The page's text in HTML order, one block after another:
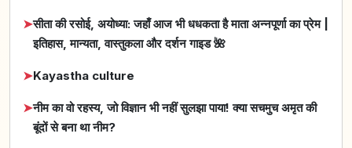
➤सीता की रसोई, अयोध्या: जहाँ आज भी धधकता है माता अन्नपूर्णा का प्रेम |
इतिहास, मान्यता, वास्तुकला और दर्शन गाइड 🌺
➤Kayastha culture
➤नीम का वो रहस्य, जो विज्ञान भी नहीं सुलझा पाया! क्या सचमुच अमृत की
बूंदों से बना था नीम?